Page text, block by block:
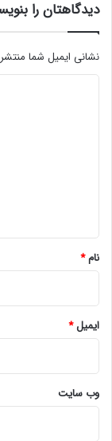
دیدگاهتان را
نشانی ایمیل شما
نام*
ایمیل*
وب‌ سایت